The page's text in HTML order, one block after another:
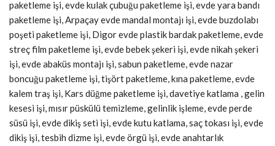
paketleme işi, evde kulak çubuğu paketleme işi, evde yara bandı
paketleme işi, Arpaçay evde mandal montajı işi, evde buzdolabı
poşeti paketleme işi, Digor evde plastik bardak paketleme, evde
streç film paketleme işi, evde bebek şekeri işi, evde nikah şekeri
işi, evde abaküs montajı işi, sabun paketleme, evde nazar
boncuğu paketleme işi, tişört paketleme, kına paketleme, evde
kalem traş işi, Kars düğme paketleme işi, davetiye katlama , gelin
kesesi işi, mısır püskülü temizleme, gelinlik işleme, evde perde
süsü işi, evde dikiş seti işi, evde kutu katlama, saç tokası işi, evde
dikiş işi, tesbih dizme işi, evde örgü işi, evde anahtarlık